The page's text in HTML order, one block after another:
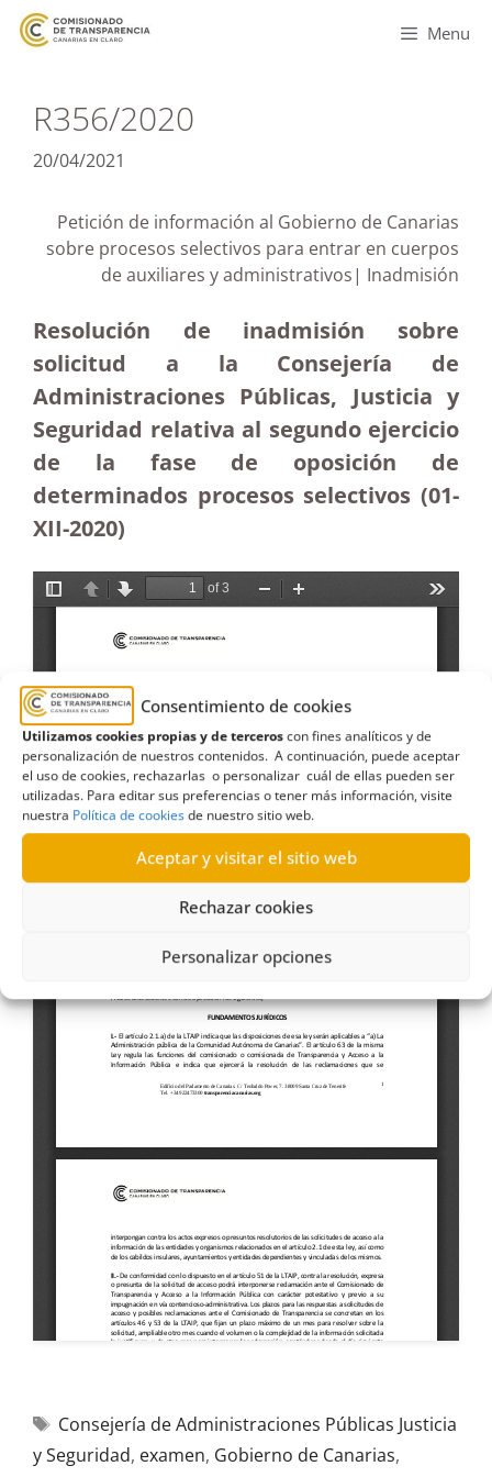
Consentimiento de cookies
Utilizamos cookies propias y de terceroscon fines analíticos y de
personalización de nuestros contenidos. A continuación, puede aceptar
el uso de cookies, rechazarlas o personalizar cuál de ellas pueden ser
utilizadas. Para editar sus preferencias o tener más información, visite
nuestra Política de cookiesde nuestro sitio web.
Aceptar y visitar el sitio web
Rechazar cookies
Personalizar opciones
Menu
R356/2020
20/04/2021
Petición de información al Gobierno de Canarias
sobre procesos selectivos para entrar en cuerpos
de auxiliares y administrativos| Inadmisión
Resolución de inadmisión sobre
solicitud a la Consejería de
Administraciones Públicas, Justicia y
Seguridad relativa al segundo ejercicio
de la fase de oposición de
determinados procesos selectivos (01-
XII-2020)
Consejería de Administraciones Públicas Justicia
y Seguridad, examen, Gobierno de Canarias,